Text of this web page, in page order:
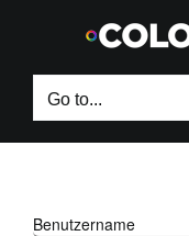
content
Go to...
Benutzername